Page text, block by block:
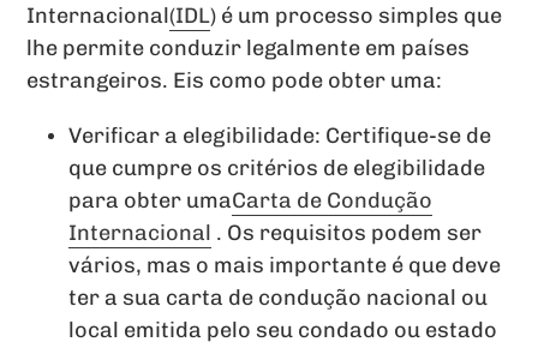
Internacional(IDL) é um processo simples que
lhe permite conduzir legalmente em países
estrangeiros. Eis como pode obter uma:
Verificar a elegibilidade: Certifique-se de
que cumpre os critérios de elegibilidade
para obter umaCarta de Condução
Internacional . Os requisitos podem ser
vários, mas o mais importante é que deve
ter a sua carta de condução nacional ou
local emitida pelo seu condado ou estado